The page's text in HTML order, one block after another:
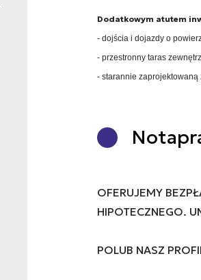
Dodatkowym atutem
- dojścia i dojazdy o
- przestronny taras
- starannie
Nota
OFERUJEMY
HIPOTECZNEGO.
POLUB NASZ